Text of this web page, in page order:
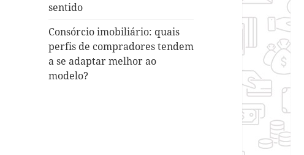
sentido
Consórcio imobiliário: quais
perfis de compradores tendem
a se adaptar melhor ao
modelo?